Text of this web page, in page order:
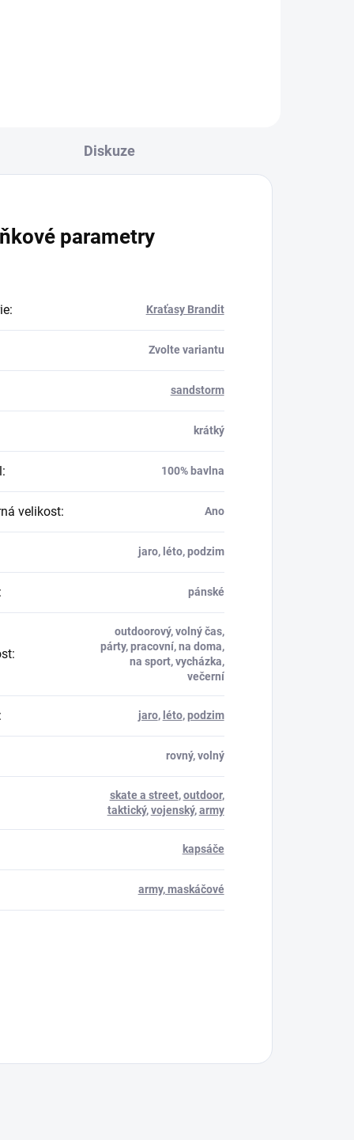
Diskuze
parametry
: Kraťasy Brandit
Zvolte variantu
sandstorm
krátký
: 100% bavlna
velikost: Ano
jaro, léto, podzim
pánské
:
outdoorový, volný čas,
párty, pracovní, na doma,
na sport, vycházka,
večerní
: jaro, léto,podzim
rovný, volný
skate a street,outdoor,
taktický,vojenský,army
kapsáče
army, maskáčové